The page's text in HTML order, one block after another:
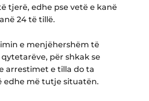
tjerë, edhe pse vetë e kanë
24 të tillë.
e menjëhershëm të
për shkak se
arrestimet e tilla do ta
edhe më tutje situatën.